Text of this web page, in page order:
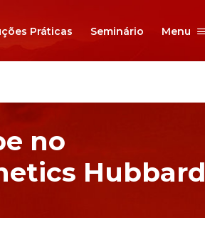
Práticas Seminário Menu
no
Hubbard